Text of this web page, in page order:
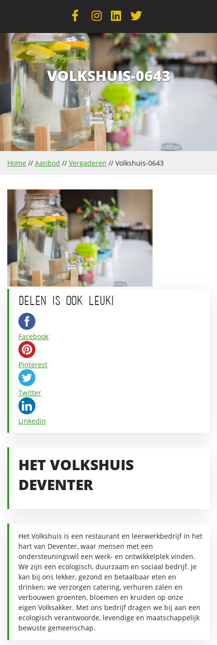
VOLKSHUIS-0643
Home // Aanbod // Vergaderen // Volkshuis-0643
DELEN IS OOK LEUK!
Facebook
Pinterest
Twitter
Linkedin
HET VOLKSHUIS
DEVENTER
Het Volkshuis is een restaurant en leerwerkbedrijf in het
hart van Deventer, waar mensen met een
ondersteuningswil een werk- en ontwikkelplek vinden.
We zijn een ecologisch, duurzaam en sociaal bedrijf. Je
kan bij ons lekker, gezond en betaalbaar eten en
drinken; we verzorgen catering, verhuren zalen en
verbouwen groenten, bloemen en kruiden op onze
eigen Volksakker. Met ons bedrijf dragen we bij aan een
ecologisch verantwoorde, levendige en maatschappelijk
bewuste gemeenschap.